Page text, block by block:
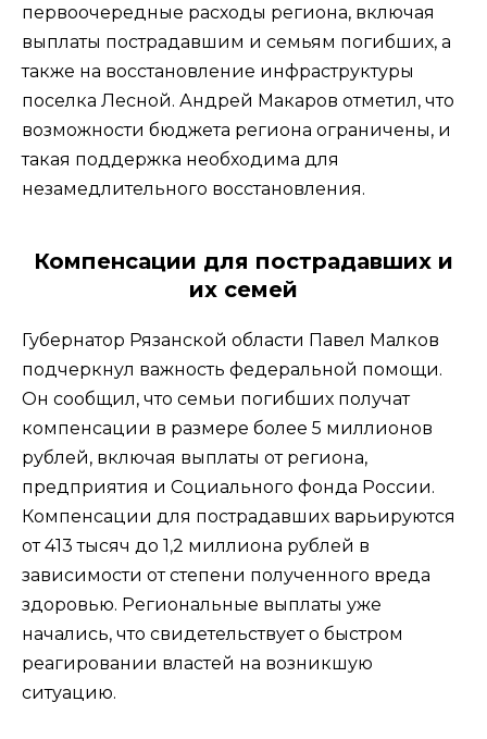
первоочередные расходы региона, включая
выплаты пострадавшим и семьям погибших, а
также на восстановление инфраструктуры
поселка Лесной. Андрей Макаров отметил, что
возможности бюджета региона ограничены, и
такая поддержка необходима для
незамедлительного восстановления.
Компенсации для пострадавших и
их семей
Губернатор Рязанской области Павел Малков
подчеркнул важность федеральной помощи.
Он сообщил, что семьи погибших получат
компенсации в размере более 5 миллионов
рублей, включая выплаты от региона,
предприятия и Социального фонда России.
Компенсации для пострадавших варьируются
от 413 тысяч до 1,2 миллиона рублей в
зависимости от степени полученного вреда
здоровью. Региональные выплаты уже
начались, что свидетельствует о быстром
реагировании властей на возникшую
ситуацию.